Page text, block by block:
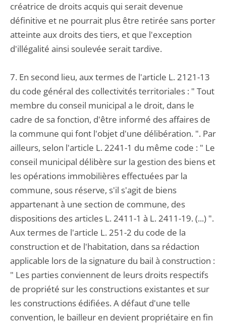
créatrice de droits acquis qui serait devenue
définitive et ne pourrait plus être retirée sans porter
atteinte aux droits des tiers, et que l'exception
d'illégalité ainsi soulevée serait tardive.
7. En second lieu, aux termes de l'article L. 2121-13
du code général des collectivités territoriales : " Tout
membre du conseil municipal a le droit, dans le
cadre de sa fonction, d'être informé des affaires de
la commune qui font l'objet d'une délibération. ". Par
ailleurs, selon l'article L. 2241-1 du même code : " Le
conseil municipal délibère sur la gestion des biens et
les opérations immobilières effectuées par la
commune, sous réserve, s'il s'agit de biens
appartenant à une section de commune, des
dispositions des articles L. 2411-1 à L. 2411-19. (...) ".
Aux termes de l'article L. 251-2 du code de la
construction et de l'habitation, dans sa rédaction
applicable lors de la signature du bail à construction :
" Les parties conviennent de leurs droits respectifs
de propriété sur les constructions existantes et sur
les constructions édifiées. A défaut d'une telle
convention, le bailleur en devient propriétaire en fin